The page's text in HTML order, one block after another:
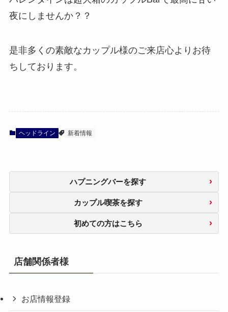
夜にしませんか？？
是非多くの素敵なカップル様のご来店心よりお待
ちしております。
ヘッドライン 新着情報
ハプニングバーを探す
カップル喫茶を探す
初めての方はこちら
店舗関係者様
お店情報登録